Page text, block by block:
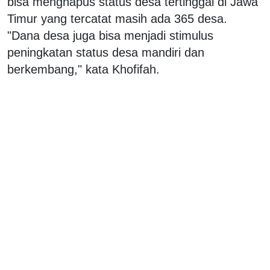
Timur yang tercatat masih ada 365 desa.
"Dana desa juga bisa menjadi stimulus
peningkatan status desa mandiri dan
berkembang," kata Khofifah.